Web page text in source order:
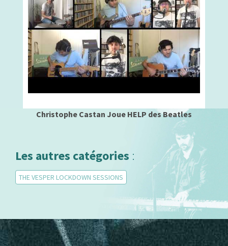
Christophe Castan Joue HELP des Beatles
Les autres catégories :
THE VESPER LOCKDOWN SESSIONS